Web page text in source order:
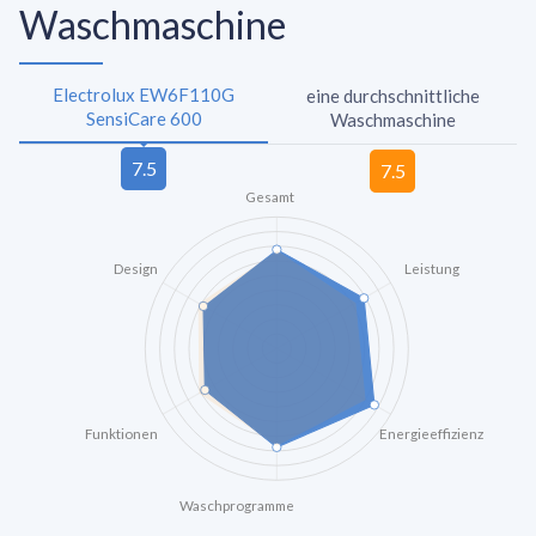
Waschmaschine
Electrolux EW6F110G
SensiCare 600
eine durchschnittliche
Waschmaschine
Gesamt
Leistung
Energieeffizienz
Waschprogramme
Funktionen
Design